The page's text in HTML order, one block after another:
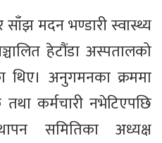
साँझ मदन भण्डारी स्वास्थ्य
हेटौंडा अस्पतालको
अनुगमनका क्रममा
कर्मचारी नभेटिएपछि
समितिका अध्यक्ष